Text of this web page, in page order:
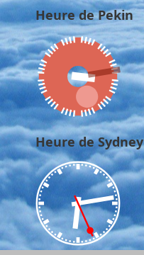
Heure de Pekin
Heure de Sydney